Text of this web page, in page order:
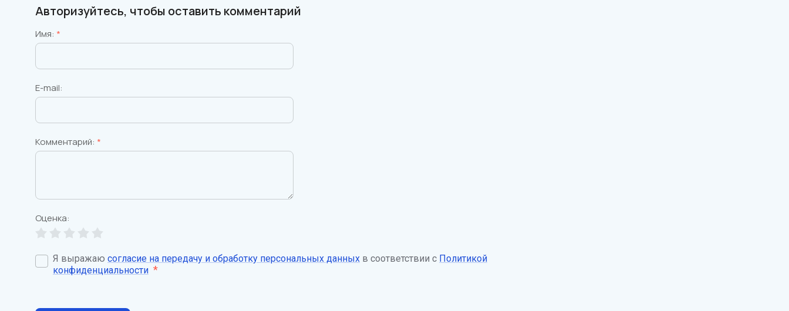
Авторизуйтесь, чтобы оставить комментарий
Имя: *
E-mail:
Комментарий: *
Оценка:
Я выражаю согласие на передачу и обработку персональных данных в соответствии с Политикой
конфиденциальности *